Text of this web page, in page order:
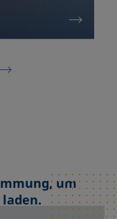
um
laden.